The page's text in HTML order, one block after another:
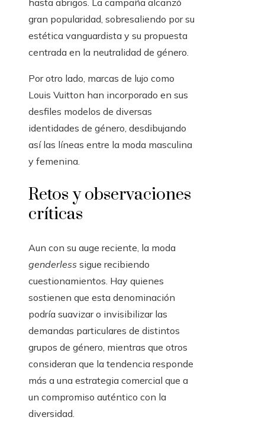
hasta abrigos. La campaña alcanzó
gran popularidad, sobresaliendo por su
estética vanguardista y su propuesta
centrada en la neutralidad de género.
Por otro lado, marcas de lujo como
Louis Vuitton han incorporado en sus
desfiles modelos de diversas
identidades de género, desdibujando
así las líneas entre la moda masculina
y femenina.
Retos y observaciones
críticas
Aun con su auge reciente, la moda
genderless sigue recibiendo
cuestionamientos. Hay quienes
sostienen que esta denominación
podría suavizar o invisibilizar las
demandas particulares de distintos
grupos de género, mientras que otros
consideran que la tendencia responde
más a una estrategia comercial que a
un compromiso auténtico con la
diversidad.